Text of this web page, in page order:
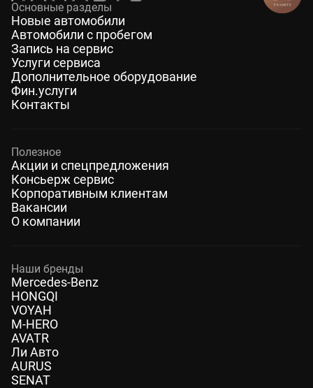
Основные разделы
Новые автомобили
Автомобили с пробегом
Запись на сервис
Услуги сервиса
Дополнительное оборудование
Фин.услуги
Контакты
Полезное
Акции и спецпредложения
Консьерж сервис
Корпоративным клиентам
Вакансии
О компании
Наши бренды
Mercedes-Benz
HONGQI
VOYAH
M-HERO
AVATR
Ли Авто
AURUS
SENAT